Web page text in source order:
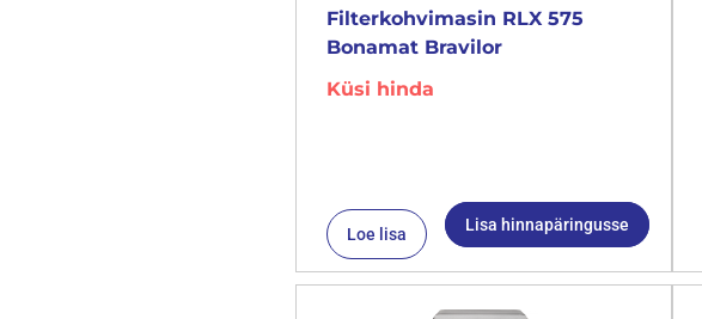
Filterkohvimasin RLX 575
Bonamat Bravilor
Küsi hinda
Loe lisa Lisa hinnapäringusse